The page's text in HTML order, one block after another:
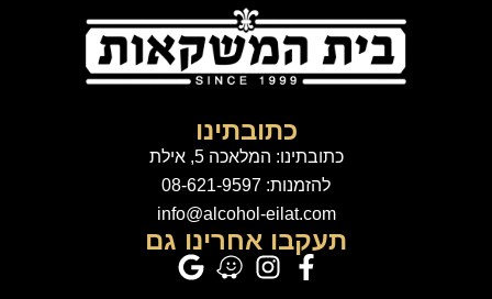
כתובתינו
כתובתינו: המלאכה 5, אילת
להזמנות: 08-621-9597
info@alcohol-eilat.com
תעקבו אחרינו גם